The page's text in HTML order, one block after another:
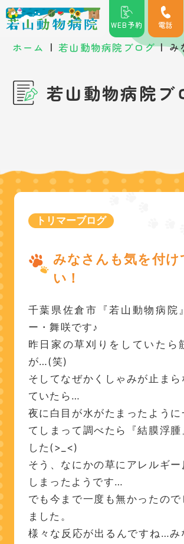
WEB予約 電話
ホーム | 若山動物病院ブログ | み
若山動物病院ブ
トリマーブログ
みなさんも気を付け
い！
千葉県佐倉市『若山動物病院
ー・舞咲です♪
昨日家の草刈りをしていたら
が…(笑)
そしてなぜかくしゃみが止まら
ていたら…
夜に白目が水がたまったように
てしまって調べたら『結膜浮
した(>_<)
そう、なにかの草にアレルギー
しまったようです…
でも今まで一度も無かったので
ました。
様々な反応が出るんですね…み